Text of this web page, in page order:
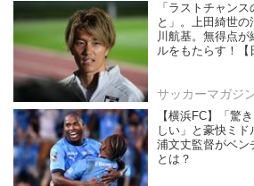
「ラストチャン
と」。上田綺世
川航基。無得点
ルをもたらす！【
サッカーマガジ
【横浜FC】「驚
しい」と豪快ミ
浦文丈監督がベン
とは？